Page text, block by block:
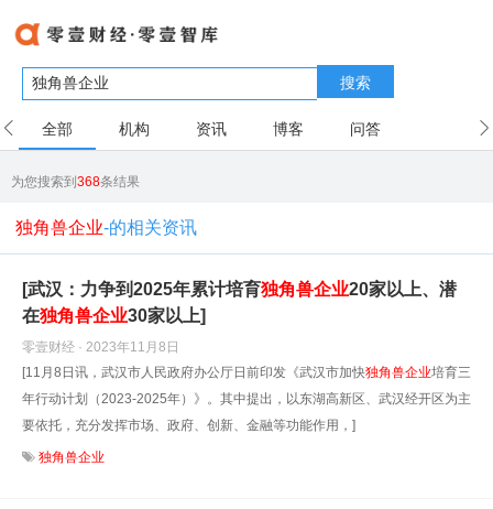
搜索
全部 机构 资讯 博客 问答
为您搜索到368条结果
独角兽企业-的相关资讯
[武汉：力争到2025年累计培育独角兽企业20家以上、潜
在独角兽企业30家以上]
零壹财经 · 2023年11月8日
[11月8日讯，武汉市人民政府办公厅日前印发《武汉市加快独角兽企业培育三
年行动计划（2023-2025年）》。其中提出，以东湖高新区、武汉经开区为主
要依托，充分发挥市场、政府、创新、金融等功能作用，]
独角兽企业